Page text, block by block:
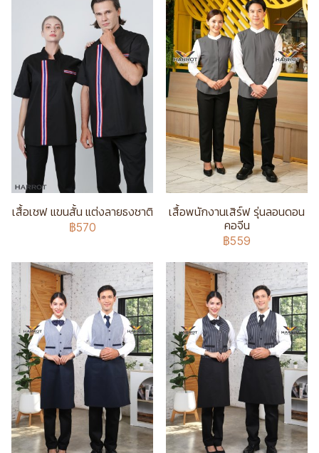
เสื้อเชฟ แขนสั้น แต่งลายธงชาติ
฿570
เสื้อพนักงานเสิร์ฟ รุ่นลอนดอน
คอจีน
฿559